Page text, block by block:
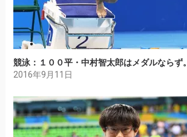
競泳：１００平・中村智太郎はメダルならず。
2016年9月11日